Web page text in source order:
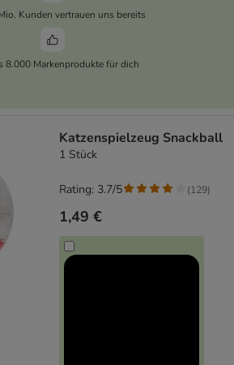
Kunden vertrauen uns bereits
8.000 Markenprodukte für dich
Katzenspielzeug Snackball
1 Stück
1,49 €
Rating: 3.7/5 (129)